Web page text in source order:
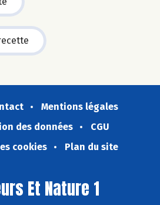
Mentions légales
des données
CGU
cookies
Plan du site
Et Nature 1